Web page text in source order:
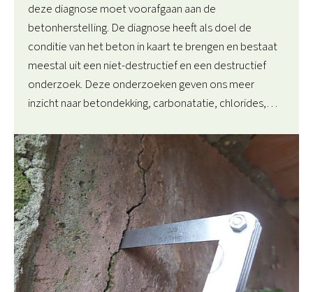
deze diagnose moet voorafgaan aan de
betonherstelling. De diagnose heeft als doel de
conditie van het beton in kaart te brengen en bestaat
meestal uit een niet-destructief en een destructief
onderzoek. Deze onderzoeken geven ons meer
inzicht naar betondekking, carbonatatie, chlorides,…